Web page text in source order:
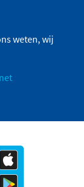
weten, wij